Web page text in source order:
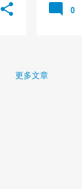
0
更多文章